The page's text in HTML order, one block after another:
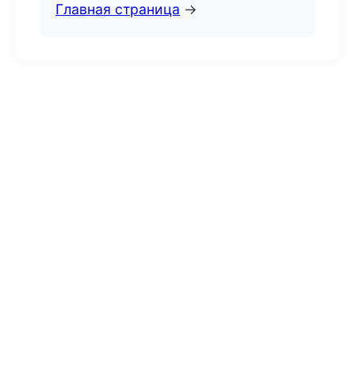
Главная страница →